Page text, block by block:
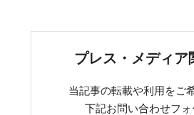
プレス・メディア
当記事の転載や利用をご
下記お問い合わせフォ